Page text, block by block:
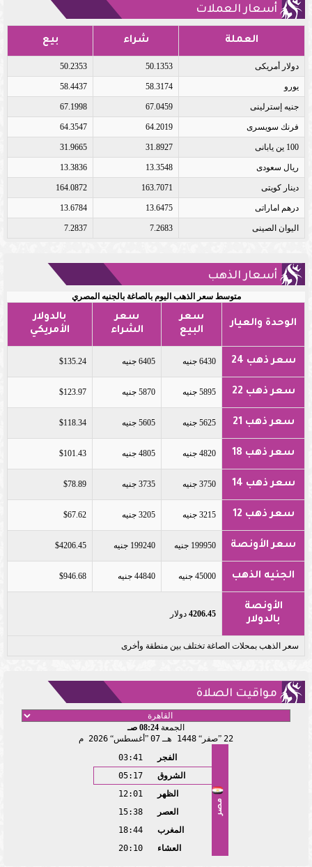
أسعار العملات
العملة شراء بيع
دولار أمريكى 50.1353
50.2353
يورو 58.3174
58.4437
جنيه إسترلينى 67.0459
67.1998
فرنك سويسرى 64.2019
64.3547
100 ين يابانى 31.8927
31.9665
ريال سعودى 13.3548
13.3836
دينار كويتى 163.7071
164.0872
درهم اماراتى 13.6475
13.6784
اليوان الصينى 7.2683
7.2837
أسعار الذهب
متوسط سعر الذهب اليوم بالصاغة بالجنيه المصري
الوحدة والعيار
سعر
البيع
سعر
الشراء
بالدولار
الأمريكي
سعر ذهب 24 6430 جنيه 6405 جنيه $135.24
سعر ذهب 22 5895 جنيه 5870 جنيه $123.97
سعر ذهب 21 5625 جنيه 5605 جنيه $118.34
سعر ذهب 18 4820 جنيه 4805 جنيه $101.43
سعر ذهب 14 3750 جنيه 3735 جنيه $78.89
سعر ذهب 12 3215 جنيه 3205 جنيه $67.62
سعر الأونصة 199950 جنيه 199240 جنيه $4206.45
الجنيه الذهب 45000 جنيه 44840 جنيه $946.68
الأونصة
بالدولار
4206.45 دولار
سعر الذهب بمحلات الصاغة تختلف بين منطقة وأخرى
مواقيت الصلاة
الجمعة 08:24 صـ
22 صفر 1448 هـ 07 أغسطس 2026 م
مصر
الفجر
03:41
الشروق
05:17
الظهر
12:01
العصر
15:38
المغرب
18:44
العشاء
20:10